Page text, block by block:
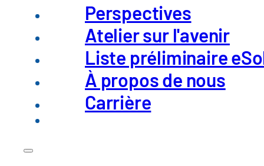
Perspectives
Atelier sur l'avenir
Liste préliminaire
À propos de nous
Carrière